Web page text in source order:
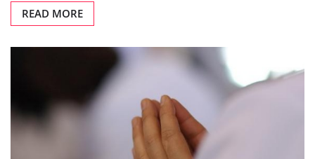
บทอธิษฐานขออโหสิกรรม
HoroGuide เม.ย. 1, 2014 0